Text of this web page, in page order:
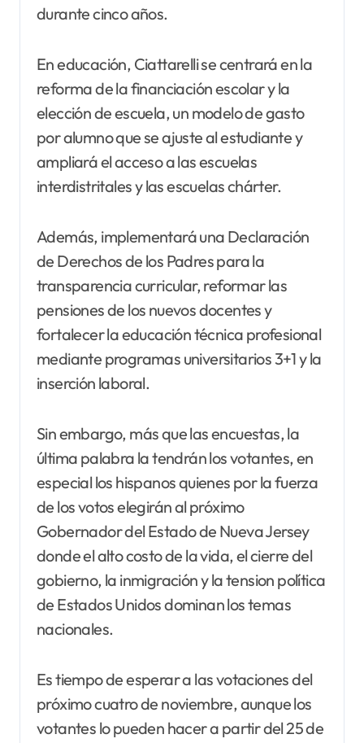
durante cinco años.
En educación, Ciattarelli se centrará en la
reforma de la financiación escolar y la
elección de escuela, un modelo de gasto
por alumno que se ajuste al estudiante y
ampliará el acceso a las escuelas
interdistritales y las escuelas chárter.
Además, implementará una Declaración
de Derechos de los Padres para la
transparencia curricular, reformar las
pensiones de los nuevos docentes y
fortalecer la educación técnica profesional
mediante programas universitarios 3+1 y la
inserción laboral.
Sin embargo, más que las encuestas, la
última palabra la tendrán los votantes, en
especial los hispanos quienes por la fuerza
de los votos elegirán al próximo
Gobernador del Estado de Nueva Jersey
donde el alto costo de la vida, el cierre del
gobierno, la inmigración y la tension política
de Estados Unidos dominan los temas
nacionales.
Es tiempo de esperar a las votaciones del
próximo cuatro de noviembre, aunque los
votantes lo pueden hacer a partir del 25 de